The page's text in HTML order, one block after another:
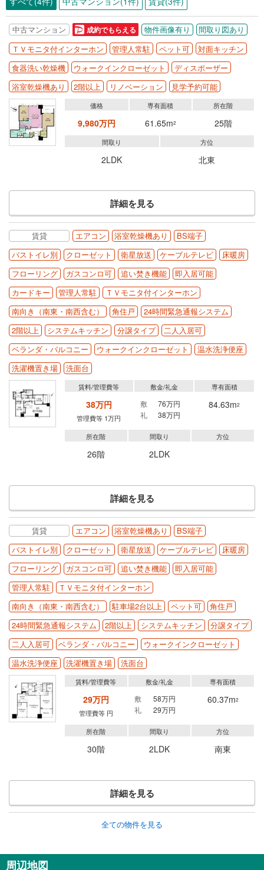
中古マンション 成約でもらえる 物件画像有り
間取り図あり
ＴＶモニタ付インターホン
管理人常駐 ペット可
対面キッチン
食器洗い乾燥機
ウォークインクローゼット
ディスポーザー
浴室乾燥機あり
2階以上 リノベーション 見学予約可能
価格
9,980万円
専有面積
61.65m2
所在階
25階
間取り
2LDK
方位
北東
詳細を見る
賃貸 エアコン 浴室乾燥機あり
BS端子
バストイレ別
クローゼット 衛星放送 ケーブルテレビ
床暖房
フローリング
ガスコンロ可 追い焚き機能
即入居可能
カードキー
管理人常駐
ＴＶモニタ付インターホン
南向き（南東・南西含む）
角住戸
24時間緊急通報システム
2階以上
システムキッチン 分譲タイプ
二人入居可
ベランダ・バルコニー
ウォークインクローゼット
温水洗浄便座
洗濯機置き場
洗面台
賃料/管理費等
38万円
管理費等 1万円
敷金/礼金
敷
76万円
礼
38万円
専有面積
84.63m2
所在階
26階
間取り
2LDK
方位
詳細を見る
賃貸 エアコン 浴室乾燥機あり
BS端子
バストイレ別
クローゼット 衛星放送 ケーブルテレビ
床暖房
フローリング
ガスコンロ可 追い焚き機能
即入居可能
管理人常駐
ＴＶモニタ付インターホン
南向き（南東・南西含む）
駐車場2台以上 ペット可
角住戸
24時間緊急通報システム
2階以上 システムキッチン
分譲タイプ
二人入居可
ベランダ・バルコニー
ウォークインクローゼット
温水洗浄便座
洗濯機置き場 洗面台
賃料/管理費等
29万円
管理費等 円
敷金/礼金
敷
58万円
礼
29万円
専有面積
60.37m2
所在階
30階
間取り
2LDK
方位
南東
詳細を見る
全ての物件を見る
周辺地図